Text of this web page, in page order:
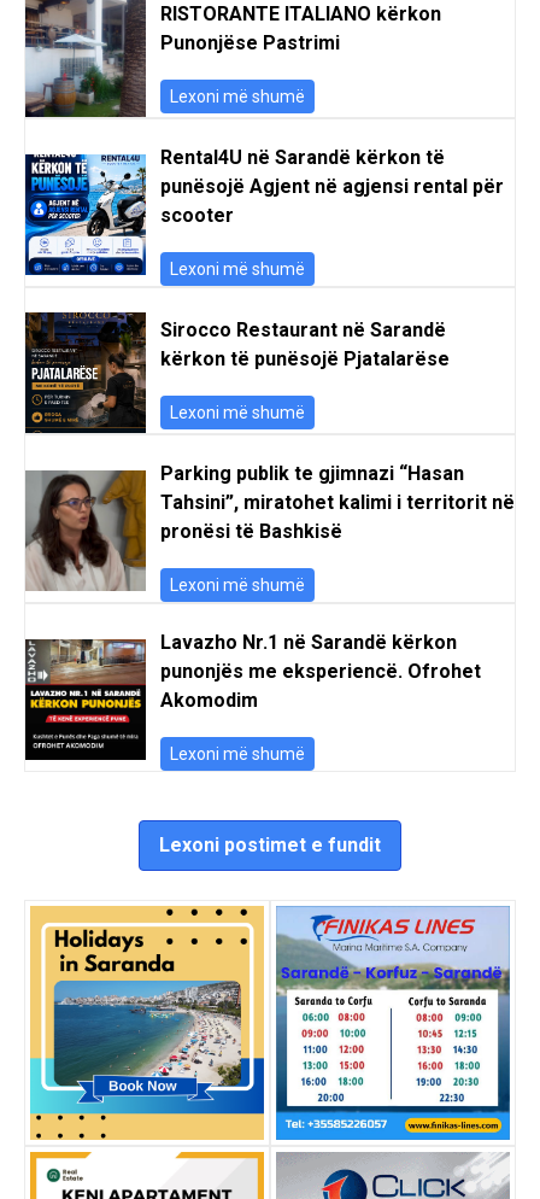
RISTORANTE ITALIANO kërkon
Punonjëse Pastrimi
Lexoni më shumë
Rental4U në Sarandë kërkon të
punësojë Agjent në agjensi rental për
scooter
Lexoni më shumë
Sirocco Restaurant në Sarandë
kërkon të punësojë Pjatalarëse
Lexoni më shumë
Parking publik te gjimnazi “Hasan
Tahsini”, miratohet kalimi i territorit në
pronësi të Bashkisë
Lexoni më shumë
Lavazho Nr.1 në Sarandë kërkon
punonjës me eksperiencë. Ofrohet
Akomodim
Lexoni më shumë
Lexoni postimet e fundit